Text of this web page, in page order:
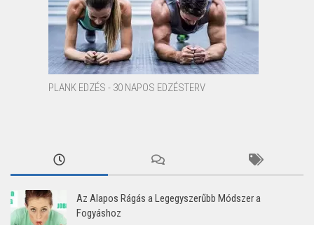
PLANK EDZÉS - 30 NAPOS EDZÉSTERV
Az Alapos Rágás a Legegyszerűbb Módszer a
Fogyáshoz